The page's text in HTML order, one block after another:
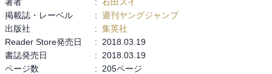
掲載誌・レーベル
: 週刊ヤングジャンプ
出版社
: 集英社
Reader Store発売日
:
2018.03.19
書誌発売日
:
2018.03.19
ページ数
:
205ページ